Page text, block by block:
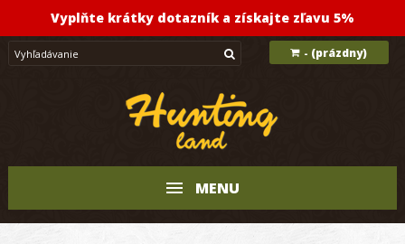
Vyplňte krátky dotazník a získajte zľavu 5%
- (prázdny)
MENU